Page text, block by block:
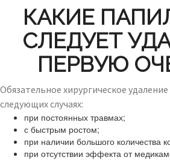
КАКИЕ
СЛЕДУЕТ
ПЕРВУЮ
Обязательное хирургическое
следующих случаях:
при постоянных травмах;
с быстрым ростом;
при наличии большого количества
при отсутствии эффекта от